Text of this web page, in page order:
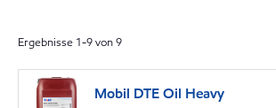
Ergebnisse 1-9von9
Mobil DTE Oil Heavy